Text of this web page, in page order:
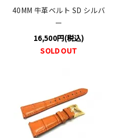
40MM 牛革ベルト SD シルバ
ー
16,500円(税込)
SOLD OUT